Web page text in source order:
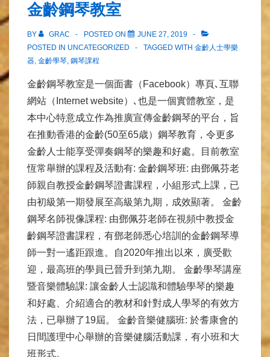
金齡鋼琴教室
BY GRAC POSTED ON
JUNE 27, 2019
POSTED IN UNCATEGORIZED
TAGGED WITH 金齡人士學樂
器, 金齡學琴, 鋼琴課程
金齡鋼琴教室是一個面書（Facebook）專頁､互聯
網站（Internet website）､也是一個實體教室，是
本中心特意成立作為推廣宣傳金齡鋼琴的平台，旨
在推動香港的金齡(50至65歳）鋼琴教育，令更多
金齡人士能享受彈奏鋼琴的樂趣和好處。目前教室
恆常舉辦的課程及活動有: 金齡鋼琴班: 由鄧佩芬老
師親自教授金齡鋼琴證書課程，小組形式上課，已
由初級第一期發展至高級第九期，成效顯著。 金齡
鋼琴名師視像課程: 由鄧佩芬老師在視頻中教授金
齡鋼琴證書課程，有鄧老師悉心培訓的金齡鋼琴導
師一對一遙距跟進。自2020年推出以來，廣受歡
迎，最高班的學員已晉升到第九期。 金齡學琴講座
暨音樂體驗課: 讓金齡人士認識和體驗學琴的樂趣
和好處、介紹適合的教材和針對成人學琴的有效方
法，已舉辦了19屆。 金齡音樂健腦班: 於耆康會的
日間護理中心舉辦的音樂健腦活動課，有小班和大
班形式。